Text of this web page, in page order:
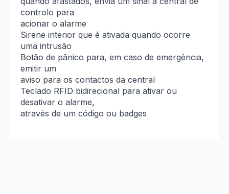
controlo para
acionar o alarme
Sirene interior que é ativada quando ocorre
uma intrusão
Botão de pânico para, em caso de emergência,
emitir um
aviso para os contactos da central
Teclado RFID bidirecional para ativar ou
desativar o alarme,
através de um código ou badges